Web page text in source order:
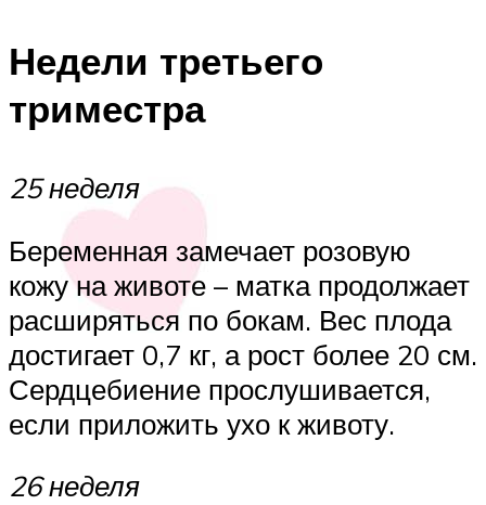
Недели третьего
триместра
25 неделя
Беременная замечает розовую
кожу на животе – матка продолжает
расширяться по бокам. Вес плода
достигает 0,7 кг, а рост более 20 см.
Сердцебиение прослушивается,
если приложить ухо к животу.
26 неделя